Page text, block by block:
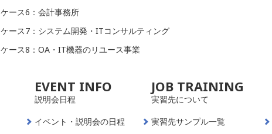
ケース6：会計事務所
ケース7：システム開発・ITコンサルティング
ケース8：OA・IT機器のリユース事業
EVENT INFO
説明会日程
イベント・説明会の日程
JOB TRAINING
実習先について
実習先サンプル一覧